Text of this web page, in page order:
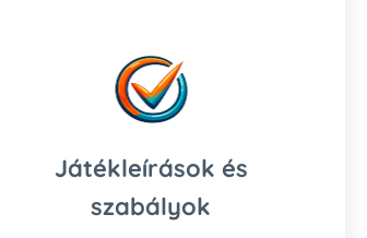
Játékleírások és
szabályok